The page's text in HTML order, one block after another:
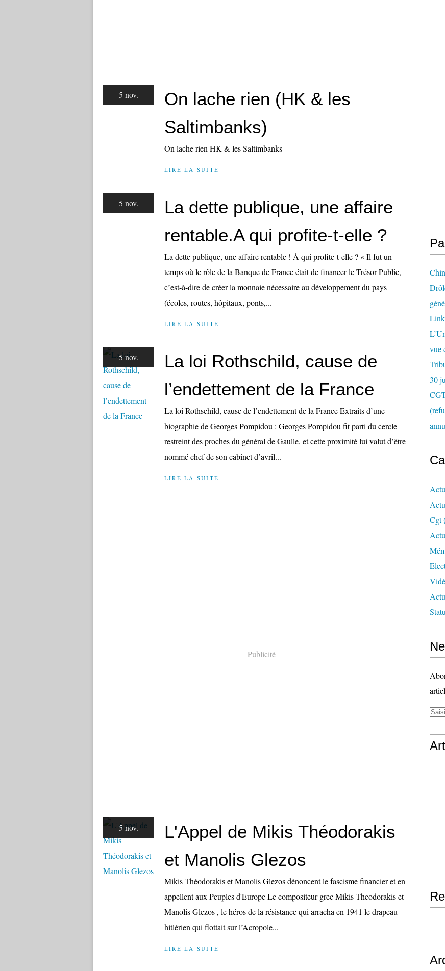
5 nov.
On lache rien (HK & les
Saltimbanks)
On lache rien HK & les Saltimbanks
LIRE LA SUITE
5 nov.
La dette publique, une affaire
rentable.A qui profite-t-elle ?
La dette publique, une affaire rentable ! À qui profite-t-elle ? « Il fut un
temps où le rôle de la Banque de France était de financer le Trésor Public,
c’est-à-dire de créer la monnaie nécessaire au développement du pays
(écoles, routes, hôpitaux, ponts,...
LIRE LA SUITE
5 nov.
La loi Rothschild, cause de
l’endettement de la France
La loi Rothschild, cause de l’endettement de la France Extraits d’une
biographie de Georges Pompidou : Georges Pompidou fit parti du cercle
restreint des proches du général de Gaulle, et cette proximité lui valut d’être
nommé chef de son cabinet d’avril...
LIRE LA SUITE
Publicité
5 nov.
L'Appel de Mikis Théodorakis
et Manolis Glezos
Mikis Théodorakis et Manolis Glezos dénoncent le fascisme financier et en
appellent aux Peuples d'Europe Le compositeur grec Mikis Theodorakis et
Manolis Glezos , le héros de la résistance qui arracha en 1941 le drapeau
hitlérien qui flottait sur l’Acropole...
LIRE LA SUITE
vue
30
Cgt